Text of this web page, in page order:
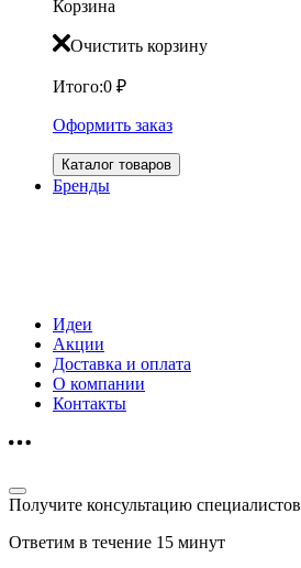
Корзина
Очистить корзину
Итого:0 ₽
Оформить заказ
Каталог товаров
Бренды
Идеи
Акции
Доставка и оплата
О компании
Контакты
Получите консультацию специалистов
Ответим в течение 15 минут